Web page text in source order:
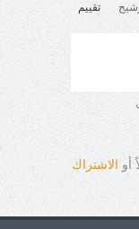
تقييم
أو الاشتراك